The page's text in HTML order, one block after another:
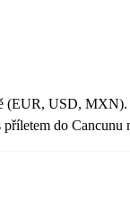
(EUR, USD, MXN).
do